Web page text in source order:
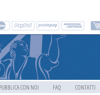
PUBBLICA CON NOI FAQ CONTATTI